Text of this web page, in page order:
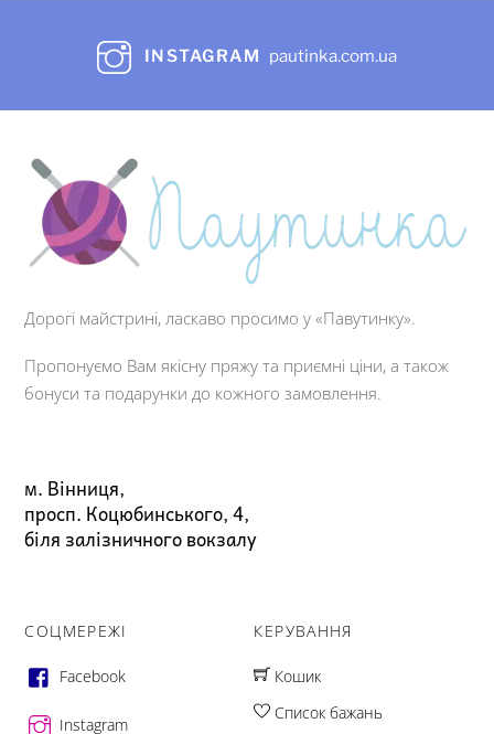
INSTAGRAM pautinka.com.ua
Дорогі майстрині, ласкаво просимо у «Павутинку».
Пропонуємо Вам якісну пряжу та приємні ціни, а також
бонуси та подарунки до кожного замовлення.
м. Вінниця,
просп. Коцюбинського, 4,
біля залізничного вокзалу
СОЦМЕРЕЖІ
Facebook
Instagram
КЕРУВАННЯ
Кошик
Список бажань